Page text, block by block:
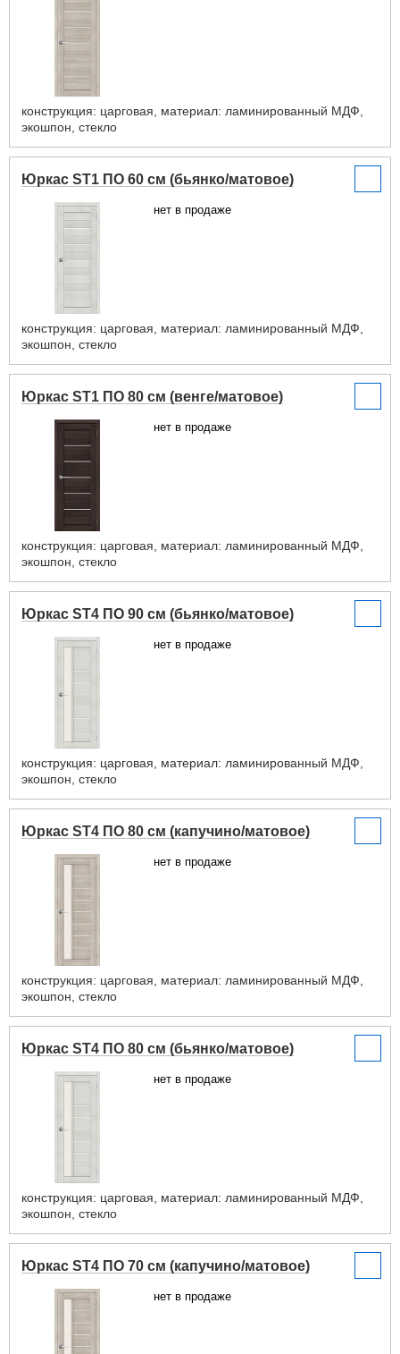
конструкция: царговая, материал: ламинированный МДФ,
экошпон, стекло
Юркас ST1 ПО 60 см (бьянко/матовое)
нет в продаже
конструкция: царговая, материал: ламинированный МДФ,
экошпон, стекло
Юркас ST1 ПО 80 см (венге/матовое)
нет в продаже
конструкция: царговая, материал: ламинированный МДФ,
экошпон, стекло
Юркас ST4 ПО 90 см (бьянко/матовое)
нет в продаже
конструкция: царговая, материал: ламинированный МДФ,
экошпон, стекло
Юркас ST4 ПО 80 см (капучино/матовое)
нет в продаже
конструкция: царговая, материал: ламинированный МДФ,
экошпон, стекло
Юркас ST4 ПО 80 см (бьянко/матовое)
нет в продаже
конструкция: царговая, материал: ламинированный МДФ,
экошпон, стекло
Юркас ST4 ПО 70 см (капучино/матовое)
нет в продаже